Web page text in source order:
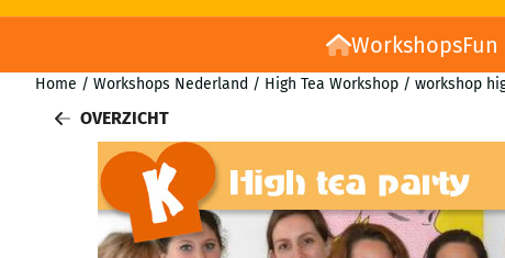
Workshops
Home / Workshops Nederland / High Tea Workshop / workshop
OVERZICHT